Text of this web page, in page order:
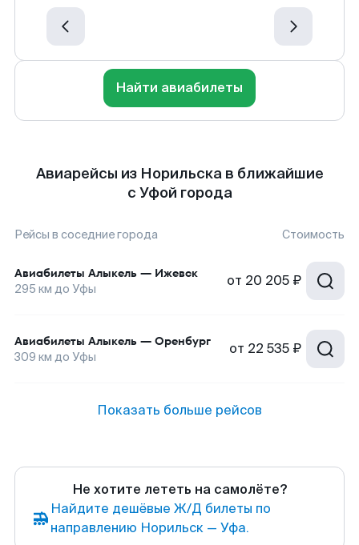
Найти авиабилеты
Авиарейсы из Норильска в ближайшие
с Уфой города
Рейсы в соседние города Стоимость
Авиабилеты Алыкель — Ижевск
295 км до Уфы от 20 205 ₽
Авиабилеты Алыкель — Оренбург
309 км до Уфы от 22 535 ₽
Показать больше рейсов
Не хотите лететь на самолёте?
Найдите дешёвые Ж/Д билеты по
направлению Норильск — Уфа.